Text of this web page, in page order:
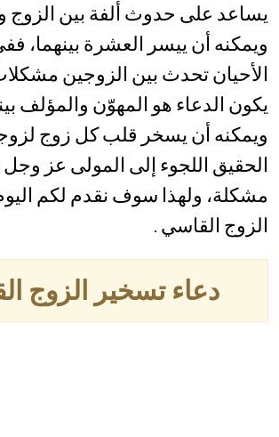
يساعد على حدوث ألفة بين الزوج
ويمكنه أن ييسر العشرة بينهما،
الأحيان تحدث بين الزوجين
يكون الدعاء هو المهوّن والمؤلف
ويمكنه أن يسخر قلب كل زوج
الحقيق اللجوء إلى المولى عز وجل
مشكلة، ولهذا سوف نقدم لكم
الزوج القاسي .
دعاء تسخير الزوج